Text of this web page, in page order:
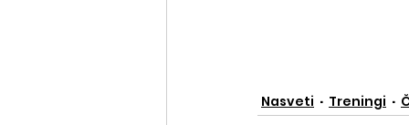
Nasveti Treningi